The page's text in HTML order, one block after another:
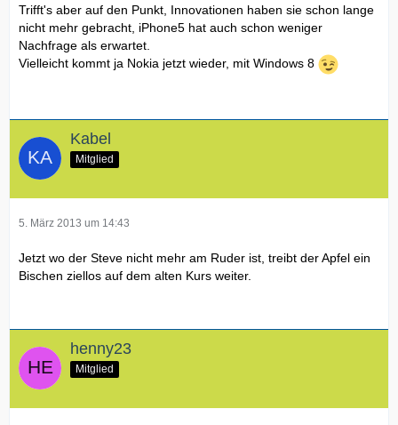
Trifft's aber auf den Punkt, Innovationen haben sie schon lange
nicht mehr gebracht, iPhone5 hat auch schon weniger
Nachfrage als erwartet.
Vielleicht kommt ja Nokia jetzt wieder, mit Windows 8
Kabel
Mitglied
5. März 2013 um 14:43
Jetzt wo der Steve nicht mehr am Ruder ist, treibt der Apfel ein
Bischen ziellos auf dem alten Kurs weiter.
henny23
Mitglied